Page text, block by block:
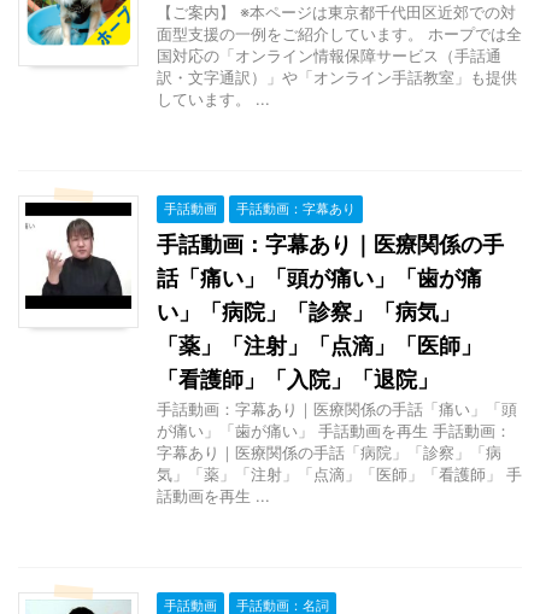
【ご案内】 ※本ページは東京都千代田区近郊での対
面型支援の一例をご紹介しています。 ホープでは全
国対応の「オンライン情報保障サービス（手話通
訳・文字通訳）」や「オンライン手話教室」も提供
しています。 ...
手話動画 手話動画：字幕あり
手話動画：字幕あり｜医療関係の手
話「痛い」「頭が痛い」「歯が痛
い」「病院」「診察」「病気」
「薬」「注射」「点滴」「医師」
「看護師」「入院」「退院」
手話動画：字幕あり｜医療関係の手話「痛い」「頭
が痛い」「歯が痛い」 手話動画を再生 手話動画：
字幕あり｜医療関係の手話「病院」「診察」「病
気」「薬」「注射」「点滴」「医師」「看護師」 手
話動画を再生 ...
手話動画 手話動画：名詞